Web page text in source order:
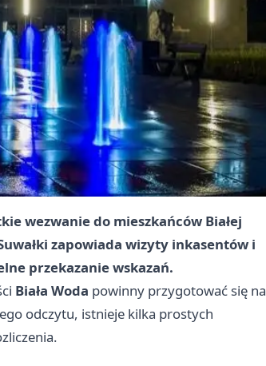
wezwanie do mieszkańców Białej
zapowiada wizyty inkasentów i
przekazanie wskazań.
Biała Woda powinny przygotować się na
odczytu, istnieje kilka prostych